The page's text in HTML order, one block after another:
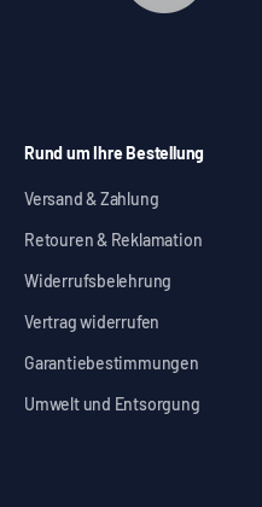
Rund um Ihre Bestellung
Versand & Zahlung
Retouren & Reklamation
Widerrufsbelehrung
Vertrag widerrufen
Garantiebestimmungen
Umwelt und Entsorgung